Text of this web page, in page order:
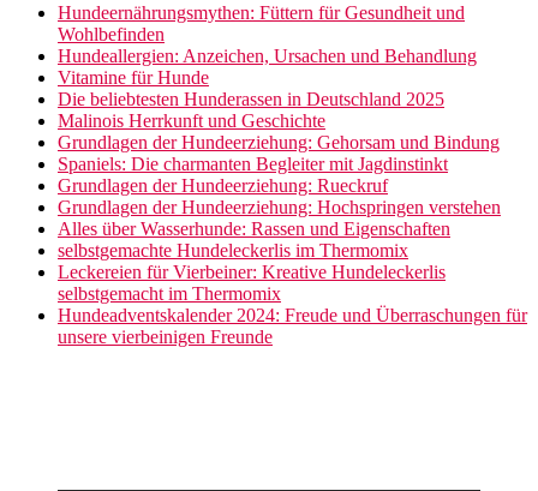
Hundeernährungsmythen: Füttern für Gesundheit und
Wohlbefinden
Hundeallergien: Anzeichen, Ursachen und Behandlung
Vitamine für Hunde
Die beliebtesten Hunderassen in Deutschland 2025
Malinois Herrkunft und Geschichte
Grundlagen der Hundeerziehung: Gehorsam und Bindung
Spaniels: Die charmanten Begleiter mit Jagdinstinkt
Grundlagen der Hundeerziehung: Rueckruf
Grundlagen der Hundeerziehung: Hochspringen verstehen
Alles über Wasserhunde: Rassen und Eigenschaften
selbstgemachte Hundeleckerlis im Thermomix
Leckereien für Vierbeiner: Kreative Hundeleckerlis
selbstgemacht im Thermomix
Hundeadventskalender 2024: Freude und Überraschungen für
unsere vierbeinigen Freunde